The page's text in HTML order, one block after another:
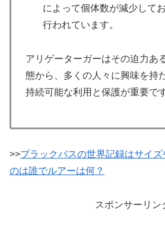
によって個体数が減少して
行われています。
アリゲーターガーはその迫力あ
態から、多くの人々に興味を持
持続可能な利用と保護が重要です
>>ブラックバスの世界記録はサイ
のは誰でルアーは何？
スポンサーリン